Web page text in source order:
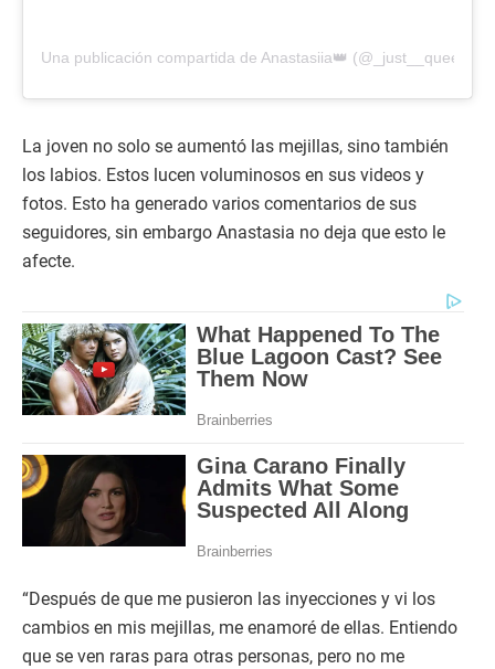
Una publicación compartida de Anastasiia👑 (@_just__queen_)
La joven no solo se aumentó las mejillas, sino también
los labios. Estos lucen voluminosos en sus videos y
fotos. Esto ha generado varios comentarios de sus
seguidores, sin embargo Anastasia no deja que esto le
afecte.
“Después de que me pusieron las inyecciones y vi los
cambios en mis mejillas, me enamoré de ellas. Entiendo
que se ven raras para otras personas, pero no me